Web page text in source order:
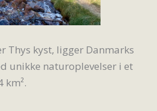
Thys kyst, ligger Danmarks
unikke naturoplevelser i et
km².